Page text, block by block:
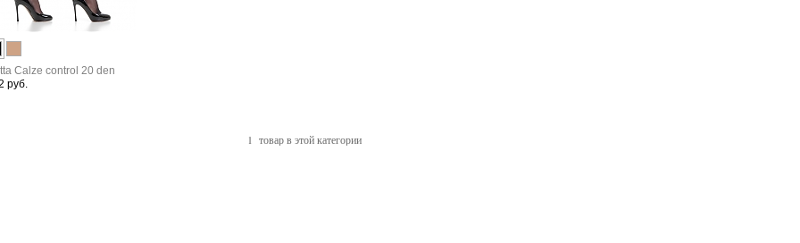
Calze control 20 den
руб.
1 товар в этой категории